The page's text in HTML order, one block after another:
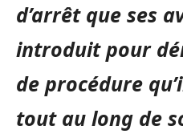
d’arrêt que ses
introduit pour
de procédure
tout au long de